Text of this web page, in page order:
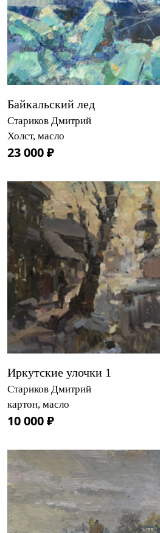
Байкальский лед
Стариков Дмитрий
Холст, масло
23 000 ₽
Иркутские улочки 1
Стариков Дмитрий
картон, масло
10 000 ₽